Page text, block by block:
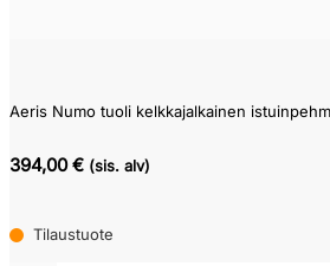
Aeris Numo tuoli kelkkajalkainen
394,00 € (sis. alv)
Tilaustuote